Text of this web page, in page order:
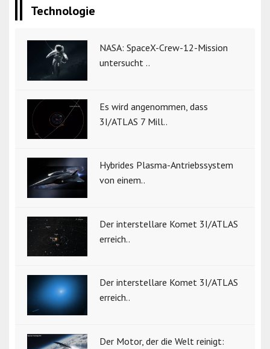
Technologie
NASA: SpaceX-Crew-12-Mission
untersucht ..
Es wird angenommen, dass
3I/ATLAS 7 Mill..
Hybrides Plasma-Antriebssystem
von einem..
Der interstellare Komet 3I/ATLAS
erreich..
Der interstellare Komet 3I/ATLAS
erreich..
Der Motor, der die Welt reinigt: